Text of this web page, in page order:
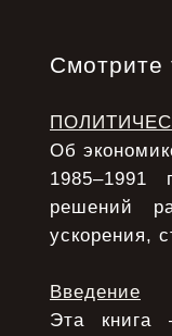
Смотрите
Об
1985–1991
решений
ускорения,
Введение
Эта книга